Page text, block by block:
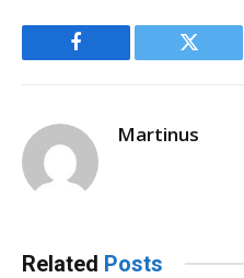
Facebook Twitter
Martinus
Related Posts